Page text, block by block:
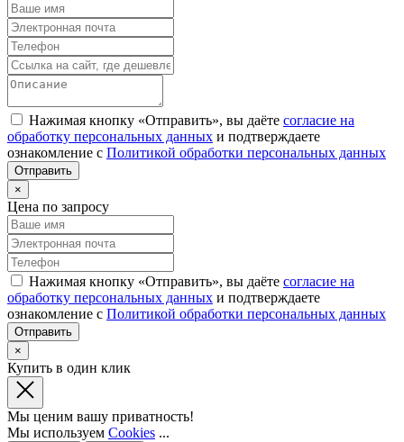
Нажимая кнопку «Отправить», вы даёте согласие на
обработку персональных данных и подтверждаете
ознакомление с Политикой обработки персональных данных
×
Цена по запросу
Нажимая кнопку «Отправить», вы даёте согласие на
обработку персональных данных и подтверждаете
ознакомление с Политикой обработки персональных данных
×
Купить в один клик
Мы ценим вашу приватность!
Мы используем Cookies ...